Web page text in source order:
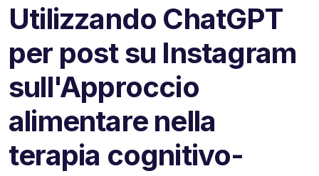
Utilizzando ChatGPT
per post su Instagram
sull'Approccio
alimentare nella
terapia cognitivo-